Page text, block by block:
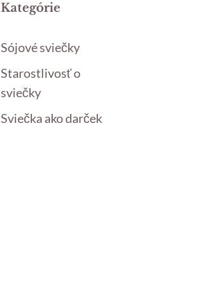
Kategórie
Sójové sviečky
Starostlivosť o
sviečky
Sviečka ako darček